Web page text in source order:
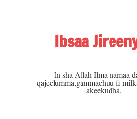
Ibsaa
In sha Allah Ilma namaa
qajeelumma,gammachuu fi
akeekudha.